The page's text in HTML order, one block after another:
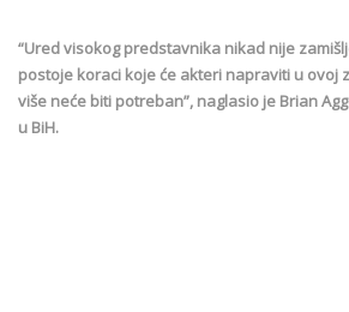
“Ured visokog predstavnika nikad nije
postoje koraci koje će akteri napraviti u ovoj
više neće biti potreban”, naglasio je Brian
u BiH.